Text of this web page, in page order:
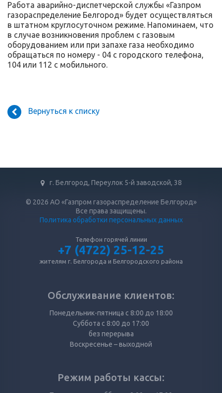
Работа аварийно-диспетчерской службы «Газпром
газораспределение Белгород» будет осуществляться
в штатном круглосуточном режиме. Напоминаем, что
в случае возникновения проблем с газовым
оборудованием или при запахе газа необходимо
обращаться по номеру - 04 с городского телефона,
104 или 112 с мобильного.
Вернуться к списку
г. Белгород, Переулок 5-й заводской, 38
© 2026 АО «Газпром газораспределение Белгород»
Все права защищены.
Политика обработки персональных данных
Телефон горячей линии
+7 (4722) 25-12-25
жителям г. Белгорода и Белгородского района
Обслуживание клиентов:
Понедельник-пятница с 8:00 до 18:00
Суббота с 8:00 до 17:00
без перерыва
Воскресенье – выходной
Режим работы кассы: